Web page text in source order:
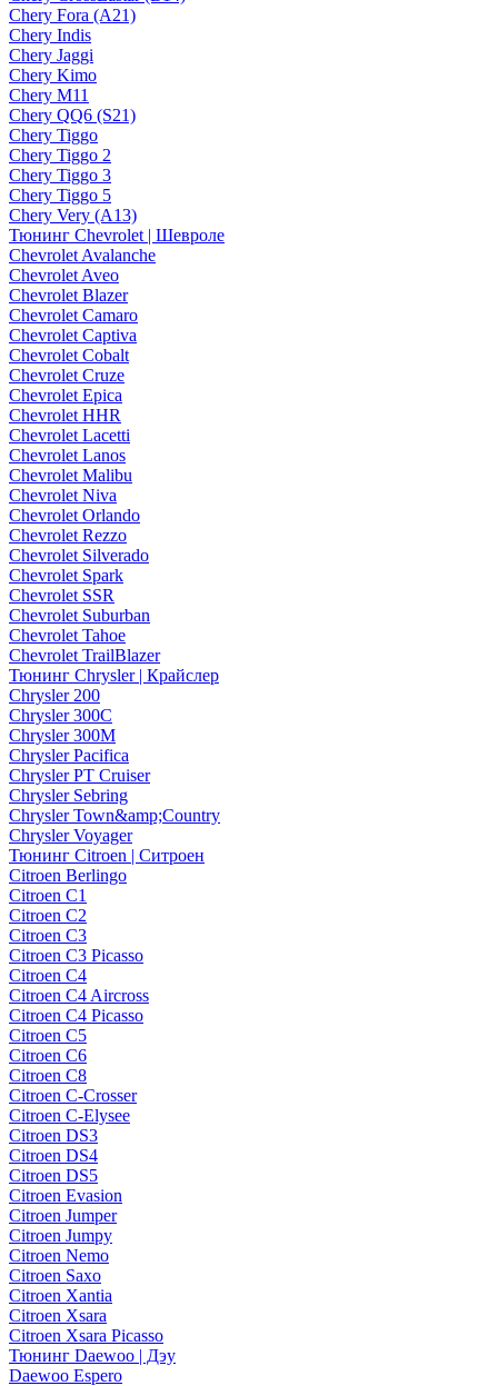
Chery Fora (A21)
Chery Indis
Chery Jaggi
Chery Kimo
Chery M11
Chery QQ6 (S21)
Chery Tiggo
Chery Tiggo 2
Chery Tiggo 3
Chery Tiggo 5
Chery Very (A13)
Тюнинг Chevrolet | Шевроле
Chevrolet Avalanche
Chevrolet Aveo
Chevrolet Blazer
Chevrolet Camaro
Chevrolet Captiva
Chevrolet Cobalt
Chevrolet Cruze
Chevrolet Epica
Chevrolet HHR
Chevrolet Lacetti
Chevrolet Lanos
Chevrolet Malibu
Chevrolet Niva
Chevrolet Orlando
Chevrolet Rezzo
Chevrolet Silverado
Chevrolet Spark
Chevrolet SSR
Chevrolet Suburban
Chevrolet Tahoe
Chevrolet TrailBlazer
Тюнинг Chrysler | Крайслер
Chrysler 200
Chrysler 300C
Chrysler 300M
Chrysler Pacifica
Chrysler PT Cruiser
Chrysler Sebring
Chrysler Town&amp;Country
Chrysler Voyager
Тюнинг Citroen | Ситроен
Citroen Berlingo
Citroen C1
Citroen C2
Citroen C3
Citroen C3 Picasso
Citroen C4
Citroen C4 Aircross
Citroen C4 Picasso
Citroen C5
Citroen C6
Citroen C8
Citroen C-Crosser
Citroen C-Elysee
Citroen DS3
Citroen DS4
Citroen DS5
Citroen Evasion
Citroen Jumper
Citroen Jumpy
Citroen Nemo
Citroen Saxo
Citroen Xantia
Citroen Xsara
Citroen Xsara Picasso
Тюнинг Daewoo | Дэу
Daewoo Espero